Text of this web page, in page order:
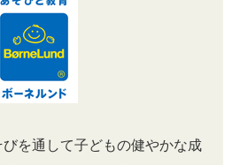
を通して子どもの健やかな成